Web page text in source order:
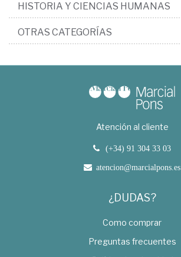
HISTORIA Y CIENCIAS HUMANAS
OTRAS CATEGORÍAS
Atención al cliente
(+34) 91 304 33 03
atencion@marcialpons.es
¿DUDAS?
Como comprar
Preguntas frecuentes